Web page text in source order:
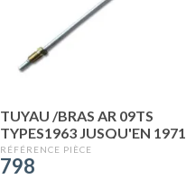
TUYAU /BRAS AR 09TS
TYPES1963 JUSQU'EN 1971
798